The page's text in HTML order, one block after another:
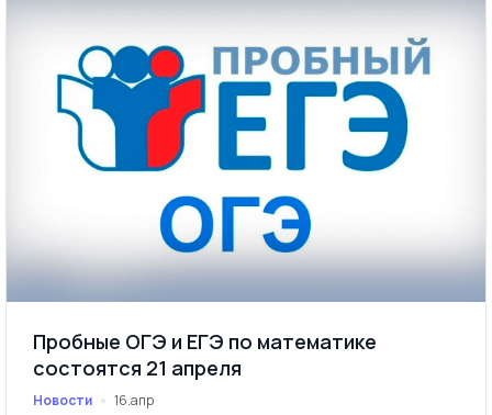
Пробные ОГЭ и ЕГЭ по математике
состоятся 21 апреля
Новости 16.апр